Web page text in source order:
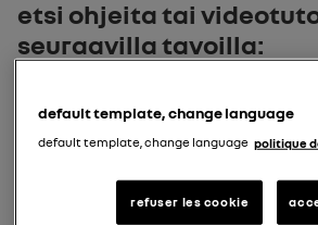
Etsi ohjeita tai videotutoriaalia
seuraavilla tavoilla:
syötä ajoneuvomalli
default template, change language
default template, change language politique
refuser les cookie